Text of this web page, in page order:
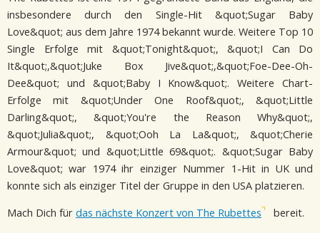
insbesondere durch den Single-Hit &quot;Sugar Baby
Love&quot; aus dem Jahre 1974 bekannt wurde. Weitere Top 10
Single Erfolge mit &quot;Tonight&quot;, &quot;I Can Do
It&quot;,&quot;Juke Box Jive&quot;,&quot;Foe-Dee-Oh-
Dee&quot; und &quot;Baby I Know&quot;. Weitere Chart-
Erfolge mit &quot;Under One Roof&quot;, &quot;Little
Darling&quot;, &quot;You're the Reason Why&quot;,
&quot;Julia&quot;, &quot;Ooh La La&quot;, &quot;Cherie
Armour&quot; und &quot;Little 69&quot;. &quot;Sugar Baby
Love&quot; war 1974 ihr einziger Nummer 1-Hit in UK und
konnte sich als einziger Titel der Gruppe in den USA platzieren.
Mach Dich für das nächste Konzert von The Rubettes bereit.